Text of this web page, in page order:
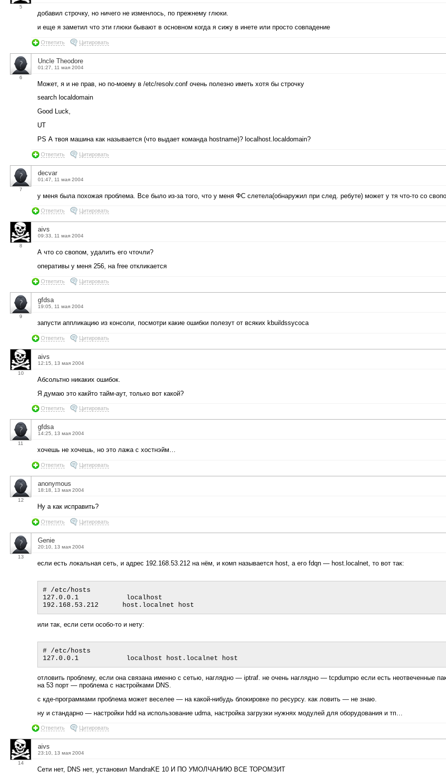
5
добавил строчку, но ничего не изменлось, по прежнему глюки.
и еще я заметил что эти глюки бывают в основном когда я сижу в инете или просто совпадение
Ответить Цитировать
6
Uncle Theodore
01:27, 11 мая 2004
Может, я и не прав, но по-моему в /etc/resolv.conf очень полезно иметь хотя бы строчку
search localdomain
Good Luck,
UT
PS А твоя машина как называется (что выдает команда hostname)? localhost.localdomain?
Ответить Цитировать
7
decvar
01:47, 11 мая 2004
у меня была похожая проблема. Все было из-за того, что у меня ФС слетела(обнаружил при след. ребуте) может у тя что-то со
Ответить Цитировать
8
aivs
09:33, 11 мая 2004
А что со свопом, удалить его чточли?
оперативы у меня 256, на free откликается
Ответить Цитировать
9
gfdsa
19:05, 11 мая 2004
запусти аппликацию из консоли, посмотри какие ошибки полезут от всяких kbuildssycoca
Ответить Цитировать
10
aivs
12:15, 13 мая 2004
Абсольтно никаких ошибок.
Я думаю это какйто тайм-аут, только вот какой?
Ответить Цитировать
11
gfdsa
14:25, 13 мая 2004
хочешь не хочешь, но это лажа с хостнэйм…
Ответить Цитировать
12
anonymous
18:18, 13 мая 2004
Ну а как исправить?
Ответить Цитировать
13
Genie
20:10, 13 мая 2004
если есть локальная сеть, и адрес 192.168.53.212 на нём, и комп называется host, а его fdqn — host.localnet, то вот так:
# /etc/hosts
127.0.0.1            localhost
или так, если сети особо-то и нету:
# /etc/hosts
отловить проблему, если она связана именно с сетью, наглядно — iptraf. не очень наглядно — tcpdumpю если есть неотвеченные
на 53 порт — проблема с настройками DNS.
с кде-программами проблема может веселее — на какой-нибудь блокировке по ресурсу. как ловить — не знаю.
ну и стандарно — настройки hdd на использование udma, настройка загрузки нужнях модулей для оборудования и тп…
Ответить Цитировать
14
aivs
23:10, 13 мая 2004
Сети нет, DNS нет, установил MandraKE 10 И ПО УМОЛЧАНИЮ ВСЕ ТОРОМЗИТ